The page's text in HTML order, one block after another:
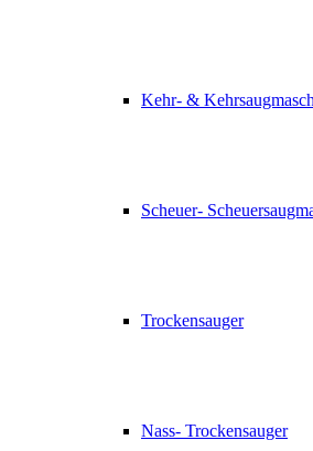
Kehr- &
Scheuer-
Trockensauger
Nass- Trockensauger